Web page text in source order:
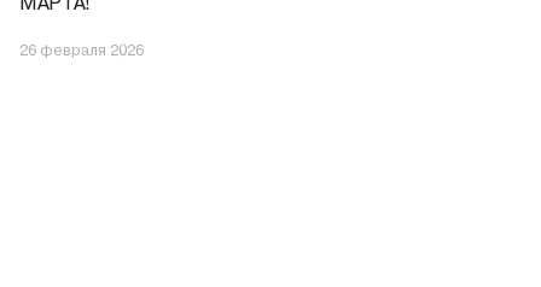
26 февраля 2026